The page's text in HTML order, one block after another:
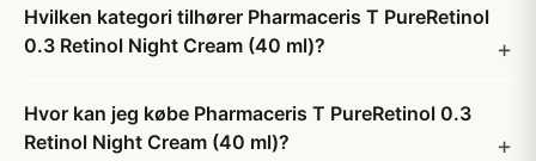
Hvilken kategori tilhører Pharmaceris T PureRetinol
0.3 Retinol Night Cream (40 ml)?
Hvor kan jeg købe Pharmaceris T PureRetinol 0.3
Retinol Night Cream (40 ml)?